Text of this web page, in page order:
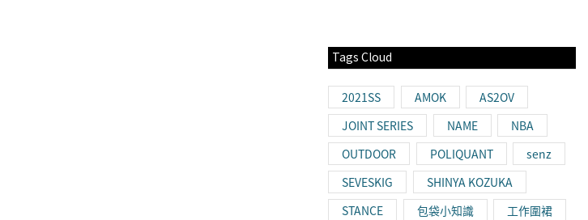
Tags Cloud
2021SS AMOK
AS2OV
JOINT SERIES
NAME
NBA
OUTDOOR
POLIQUANT
senz
SEVESKIG
SHINYA KOZUKA
STANCE
包袋小知識 工作圍裙